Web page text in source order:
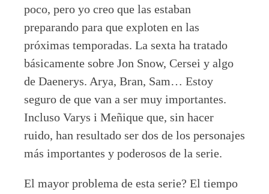
poco, pero yo creo que las estaban
preparando para que exploten en las
próximas temporadas. La sexta ha tratado
básicamente sobre Jon Snow, Cersei y algo
de Daenerys. Arya, Bran, Sam… Estoy
seguro de que van a ser muy importantes.
Incluso Varys i Meñique que, sin hacer
ruido, han resultado ser dos de los personajes
más importantes y poderosos de la serie.
El mayor problema de esta serie? El tiempo